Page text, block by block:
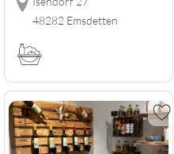
48282 Emsdetten